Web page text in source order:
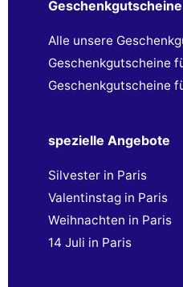
Geschenkgutscheine
Alle unsere
Geschenkgutscheine
Geschenkgutscheine
spezielle Angebote
Silvester in Paris
Valentinstag in Paris
Weihnachten in Paris
14 Juli in Paris